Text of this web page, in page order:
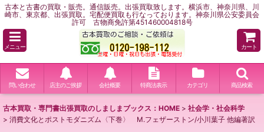
古本と古書の買取・販売。通信販売。出張買取致します。横浜市、神奈川県、川
崎市、東京都、出張買取。宅配便買取も行なっております。神奈川県公安委員会
許可 古物商免許第451460004818号
メニュー カート
問い合わせ 店主のご挨拶 会社概要 特商法表示 カテゴリ 商品検索
古本買取・専門書出張買取のしましまブックス：HOME > 社会学・社会科学
> 消費文化とポストモダニズム〈下巻〉 M.フェザーストン/小川葉子 他編著訳